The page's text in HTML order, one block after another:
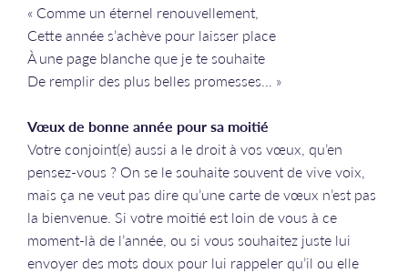
« Comme un éternel renouvellement,
Cette année s’achève pour laisser place
À une page blanche que je te souhaite
De remplir des plus belles promesses… »
Vœux de bonne année pour sa moitié
Votre conjoint(e) aussi a le droit à vos vœux, qu’en
pensez-vous ? On se le souhaite souvent de vive voix,
mais ça ne veut pas dire qu’une carte de vœux n’est pas
la bienvenue. Si votre moitié est loin de vous à ce
moment-là de l’année, ou si vous souhaitez juste lui
envoyer des mots doux pour lui rappeler qu’il ou elle